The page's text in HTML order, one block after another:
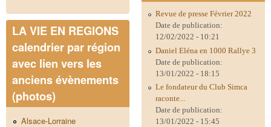
LA VIE EN REGIONS
calendrier par région
avec lien vers les
anciens évènements
(photos)
Alsace-Lorraine
Revue de presse Février 2022
Date de publication:
12/02/2022 - 10:21
Daniel Eléna en 1000 Rallye 3
Date de publication:
13/01/2022 - 18:15
Le fondateur du Club Simca
raconte...
Date de publication:
13/01/2022 - 15:45